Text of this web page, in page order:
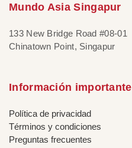
Mundo Asia Singapur
133 New Bridge Road #08-01
Chinatown Point, Singapur
Información importante
Política de privacidad
Términos y condiciones
Preguntas frecuentes